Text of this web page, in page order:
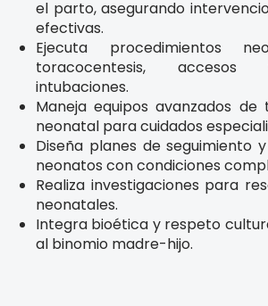
el parto, asegurando
efectivas.
Ejecuta procedimientos
toracocentesis,
intubaciones.
Maneja equipos avanzados de
neonatal para cuidados
Diseña planes de seguimiento
neonatos con condiciones
Realiza investigaciones para
neonatales.
Integra bioética y respeto
al binomio madre-hijo.